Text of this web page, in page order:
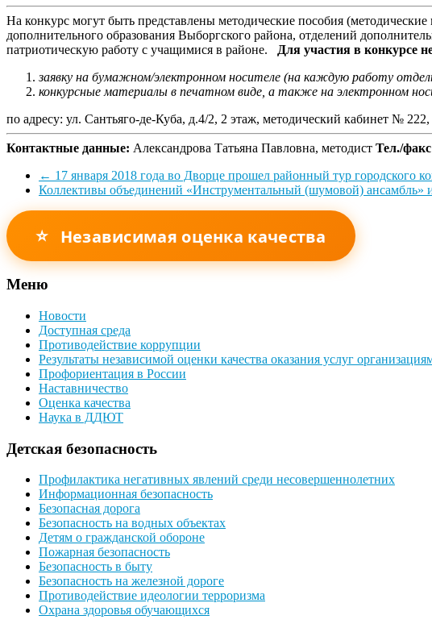
На конкурс могут быть представлены методические пособия
дополнительного образования Выборгского района, отделений
патриотическую работу с учащимися в районе.
Для участия в конкурсе
заявку на бумажном/электронном носителе (на каждую работу
конкурсные материалы в печатном виде, а также на электронном
по адресу: ул. Сантьяго-де-Куба, д.4/2, 2 этаж, методический кабинет №
Контактные данные: Александрова Татьяна Павловна, методист Тел./
← 17 января 2018 года во Дворце прошел районный тур городского
Коллективы объединений «Инструментальный (шумовой) ансамбль»
⭐ Независимая оценка качества
Меню
Новости
Доступная среда
Противодействие коррупции
Результаты независимой оценки качества оказания услуг
Профориентация в России
Наставничество
Оценка качества
Наука в ДДЮТ
Детская безопасность
Профилактика негативных явлений среди несовершеннолетних
Информационная безопасность
Безопасная дорога
Безопасность на водных объектах
Детям о гражданской обороне
Пожарная безопасность
Безопасность в быту
Безопасность на железной дороге
Противодействие идеологии терроризма
Охрана здоровья обучающихся